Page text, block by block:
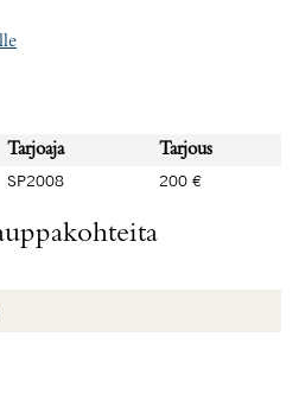
Tarjoaja
Tarjous
SP2008 200 €